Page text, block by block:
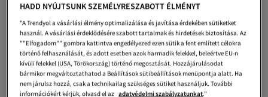
HADD NYÚJTSUNK SZEMÉLYRESZABOTT ÉLMÉNYT
"A Trendyol a vásárlási élmény optimalizálása és javítása érdekében sütiketket
használ. A vásárlási érdeklődésére szabott tartalmak és hirdetések biztosítása. Az
""Elfogadom"" gombra kattintva engedélyezed ezen sütik a fent említett célokra
történő felhasználását, és adott esetben azok harmadik felekkel, beleértve EU-n
kívüli felekkel (USA, Törökország) történő megosztását. Hozzájárulásodat
bármikor megváltoztathatod a Beállítások sütibeállítások menüpontja alatt. Ha
nem járulsz hozzá, csak a technikailag szükséges sütiket használjuk. További
információkért kérjük, olvasd el az adatvédelmi szabályzatunkat."